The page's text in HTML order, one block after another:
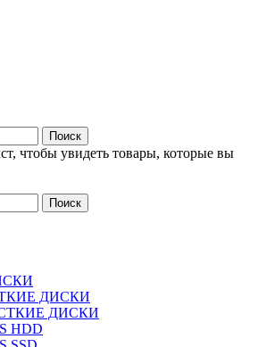
Поиск
чтобы увидеть товары, которые вы
Поиск
ДИСКИ
ДИСКИ
HDD